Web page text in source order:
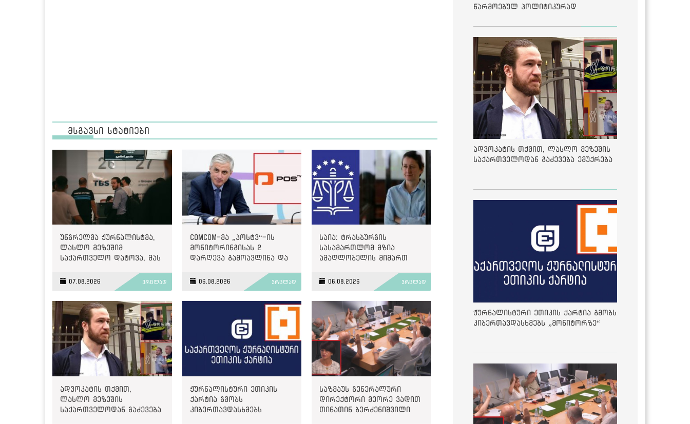
მსგავსი სტატიები
უნგრელმა ჟურნალისტმა,
ლასლო მეზეშიმ
საქართველო დატოვა, მას
07.08.2026 ვრცლად
ComCom-მა „პოსტვ“-ის
მონიტორინგისას 2
დარღევა გამოავლინა და
06.08.2026 ვრცლად
საია: ტრასბურგის
სასამართლომ მზია
ამაღლობელის მიმართ
მოტივირებულ ბრალდების
საქმეზე მეოთხე საჩივარი
06.08.2026 ვრცლად
ადვოკატის თქმით,
ლასლო მეზეშის
საქართველოდან გაძევება
ჟურნალისტური ეთიკის
ქარტია გმობს
კიბერთავდასხმებს
საზმაუს გენერალური
დირექტორი მეორე ვადით
თინათინ ბერძენიშვილი
წარმოებულ პოლიტიკურად
მეოთხე საჩივარი დაარეგისტრირა
ადვოკატის თქმით, ლასლო მეზეშის
საქართველოდან გაძევება ემუქრება
ჟურნალისტური ეთიკის ქარტია გმობს
კიბერთავდასხმებს „მონიტორზე“